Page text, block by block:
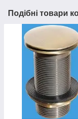
Подібні товари